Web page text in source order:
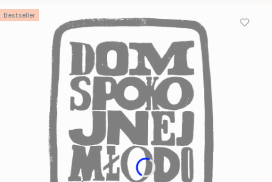
Bestseller